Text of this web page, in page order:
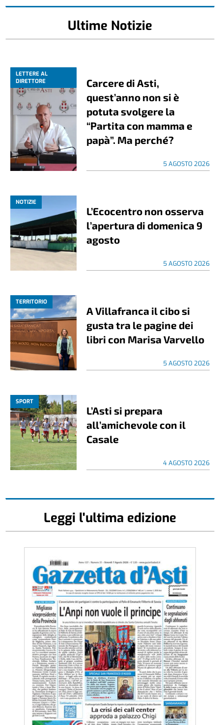
Ultime Notizie
LETTERE AL
DIRETTORE
Carcere di Asti,
quest’anno non si è
potuta svolgere la
“Partita con mamma e
papà”. Ma perché?
5 AGOSTO 2026
NOTIZIE
L’Ecocentro non osserva
l’apertura di domenica 9
agosto
5 AGOSTO 2026
TERRITORIO
A Villafranca il cibo si
gusta tra le pagine dei
libri con Marisa Varvello
5 AGOSTO 2026
SPORT
L’Asti si prepara
all’amichevole con il
Casale
4 AGOSTO 2026
Leggi l'ultima edizione